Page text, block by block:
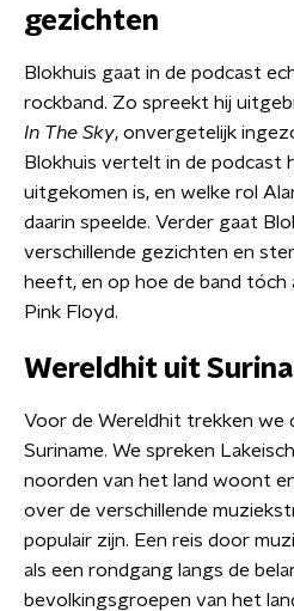
gezichten
Blokhuis gaat in de podcast
rockband. Zo spreekt hij
In The Sky, onvergetelijk
Blokhuis vertelt in de podcast
uitgekomen is, en welke rol
daarin speelde. Verder gaat
verschillende gezichten en
heeft, en op hoe de band tóch
Pink Floyd.
Wereldhit uit
Voor de Wereldhit trekken we
Suriname. We spreken
noorden van het land woont
over de verschillende
populair zijn. Een reis door
als een rondgang langs de
bevolkingsgroepen van het